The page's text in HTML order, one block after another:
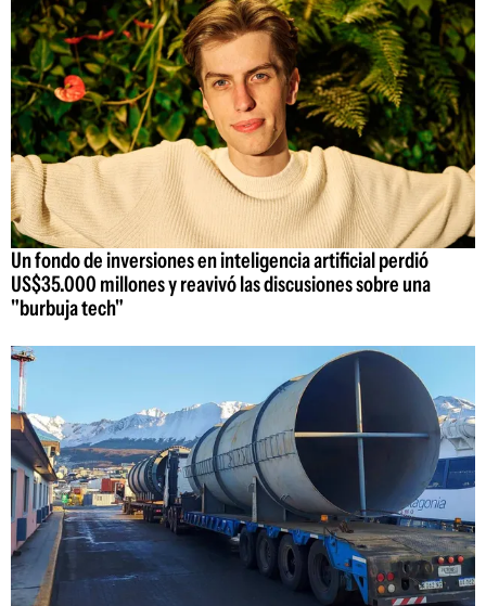
Un fondo de inversiones en inteligencia artificial perdió
US$35.000 millones y reavivó las discusiones sobre una
"burbuja tech"